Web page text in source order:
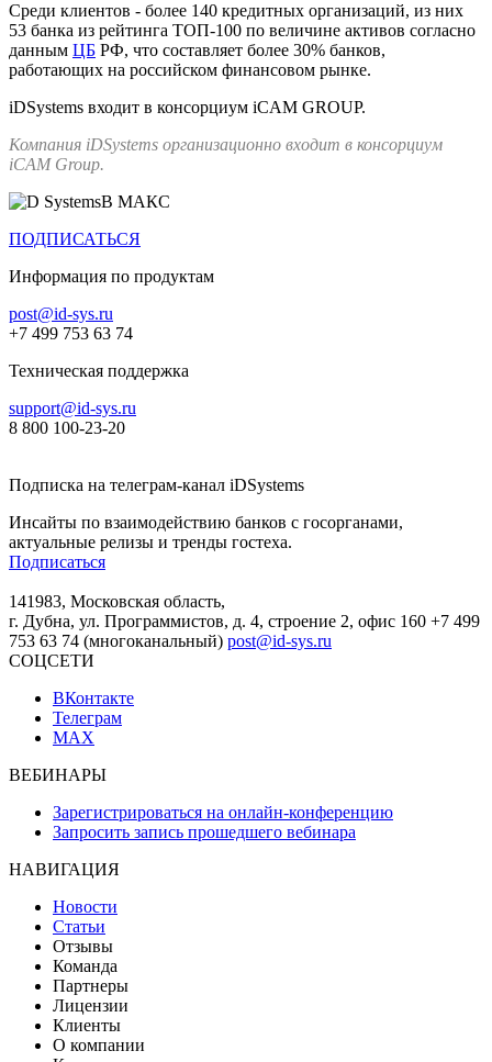
Среди клиентов - более 140 кредитных организаций, из них
53 банка из рейтинга ТОП-100 по величине активов согласно
данным ЦБ РФ, что составляет более 30% банков,
работающих на российском финансовом рынке.
iDSystems входит в консорциум iCAM GROUP.
Компания iDSystems организационно входит в консорциум
iCAM Group.
В МАКС
ПОДПИСАТЬСЯ
Информация по продуктам
post@id-sys.ru
+7 499 753 63 74
Техническая поддержка
support@id-sys.ru
8 800 100-23-20
Подписка на телеграм-канал iDSystems
Инсайты по взаимодействию банков с госорганами,
актуальные релизы и тренды гостеха.
Подписаться
141983, Московская область,
г. Дубна, ул. Программистов, д. 4, строение 2, офис 160 +7 499
753 63 74 (многоканальный) post@id-sys.ru
СОЦСЕТИ
ВКонтакте
Телеграм
MAX
ВЕБИНАРЫ
Зарегистрироваться на онлайн-конференцию
Запросить запись прошедшего вебинара
НАВИГАЦИЯ
Новости
Статьи
Отзывы
Команда
Партнеры
Лицензии
Клиенты
О компании